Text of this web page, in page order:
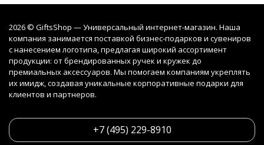
2026 © GiftsShop — Универсальный интернет-магазин. Наша
компания занимается поставкой бизнес-подарков и сувениров
с нанесением логотипа, предлагая широкий ассортимент
продукции: от брендированных ручек и кружек до
премиальных аксессуаров. Мы помогаем компаниям укреплять
их имидж, создавая уникальные корпоративные подарки для
клиентов и партнеров.
+7 (495) 229-8910